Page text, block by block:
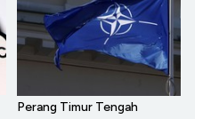
Perang Timur Tengah